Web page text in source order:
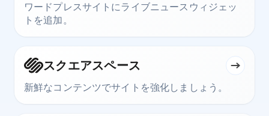
ワードプレスサイトにライブニュースウィジェッ
トを追加。
スクエアスペース
新鮮なコンテンツでサイトを強化しましょう。